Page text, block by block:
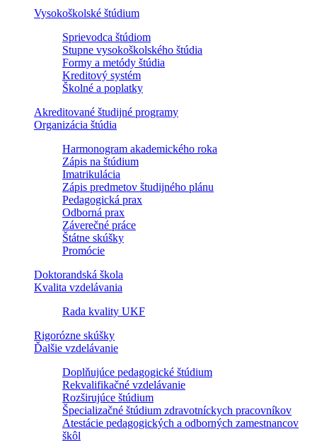
Vysokoškolské štúdium
Sprievodca štúdiom
Stupne vysokoškolského štúdia
Formy a metódy štúdia
Kreditový systém
Školné a poplatky
Akreditované študijné programy
Organizácia štúdia
Harmonogram akademického roka
Zápis na štúdium
Imatrikulácia
Zápis predmetov študijného plánu
Pedagogická prax
Odborná prax
Záverečné práce
Štátne skúšky
Promócie
Doktorandská škola
Kvalita vzdelávania
Rada kvality UKF
Rigorózne skúšky
Ďalšie vzdelávanie
Doplňujúce pedagogické štúdium
Rekvalifikačné vzdelávanie
Rozširujúce štúdium
Špecializačné štúdium zdravotníckych pracovníkov
Atestácie pedagogických a odborných zamestnancov
škôl